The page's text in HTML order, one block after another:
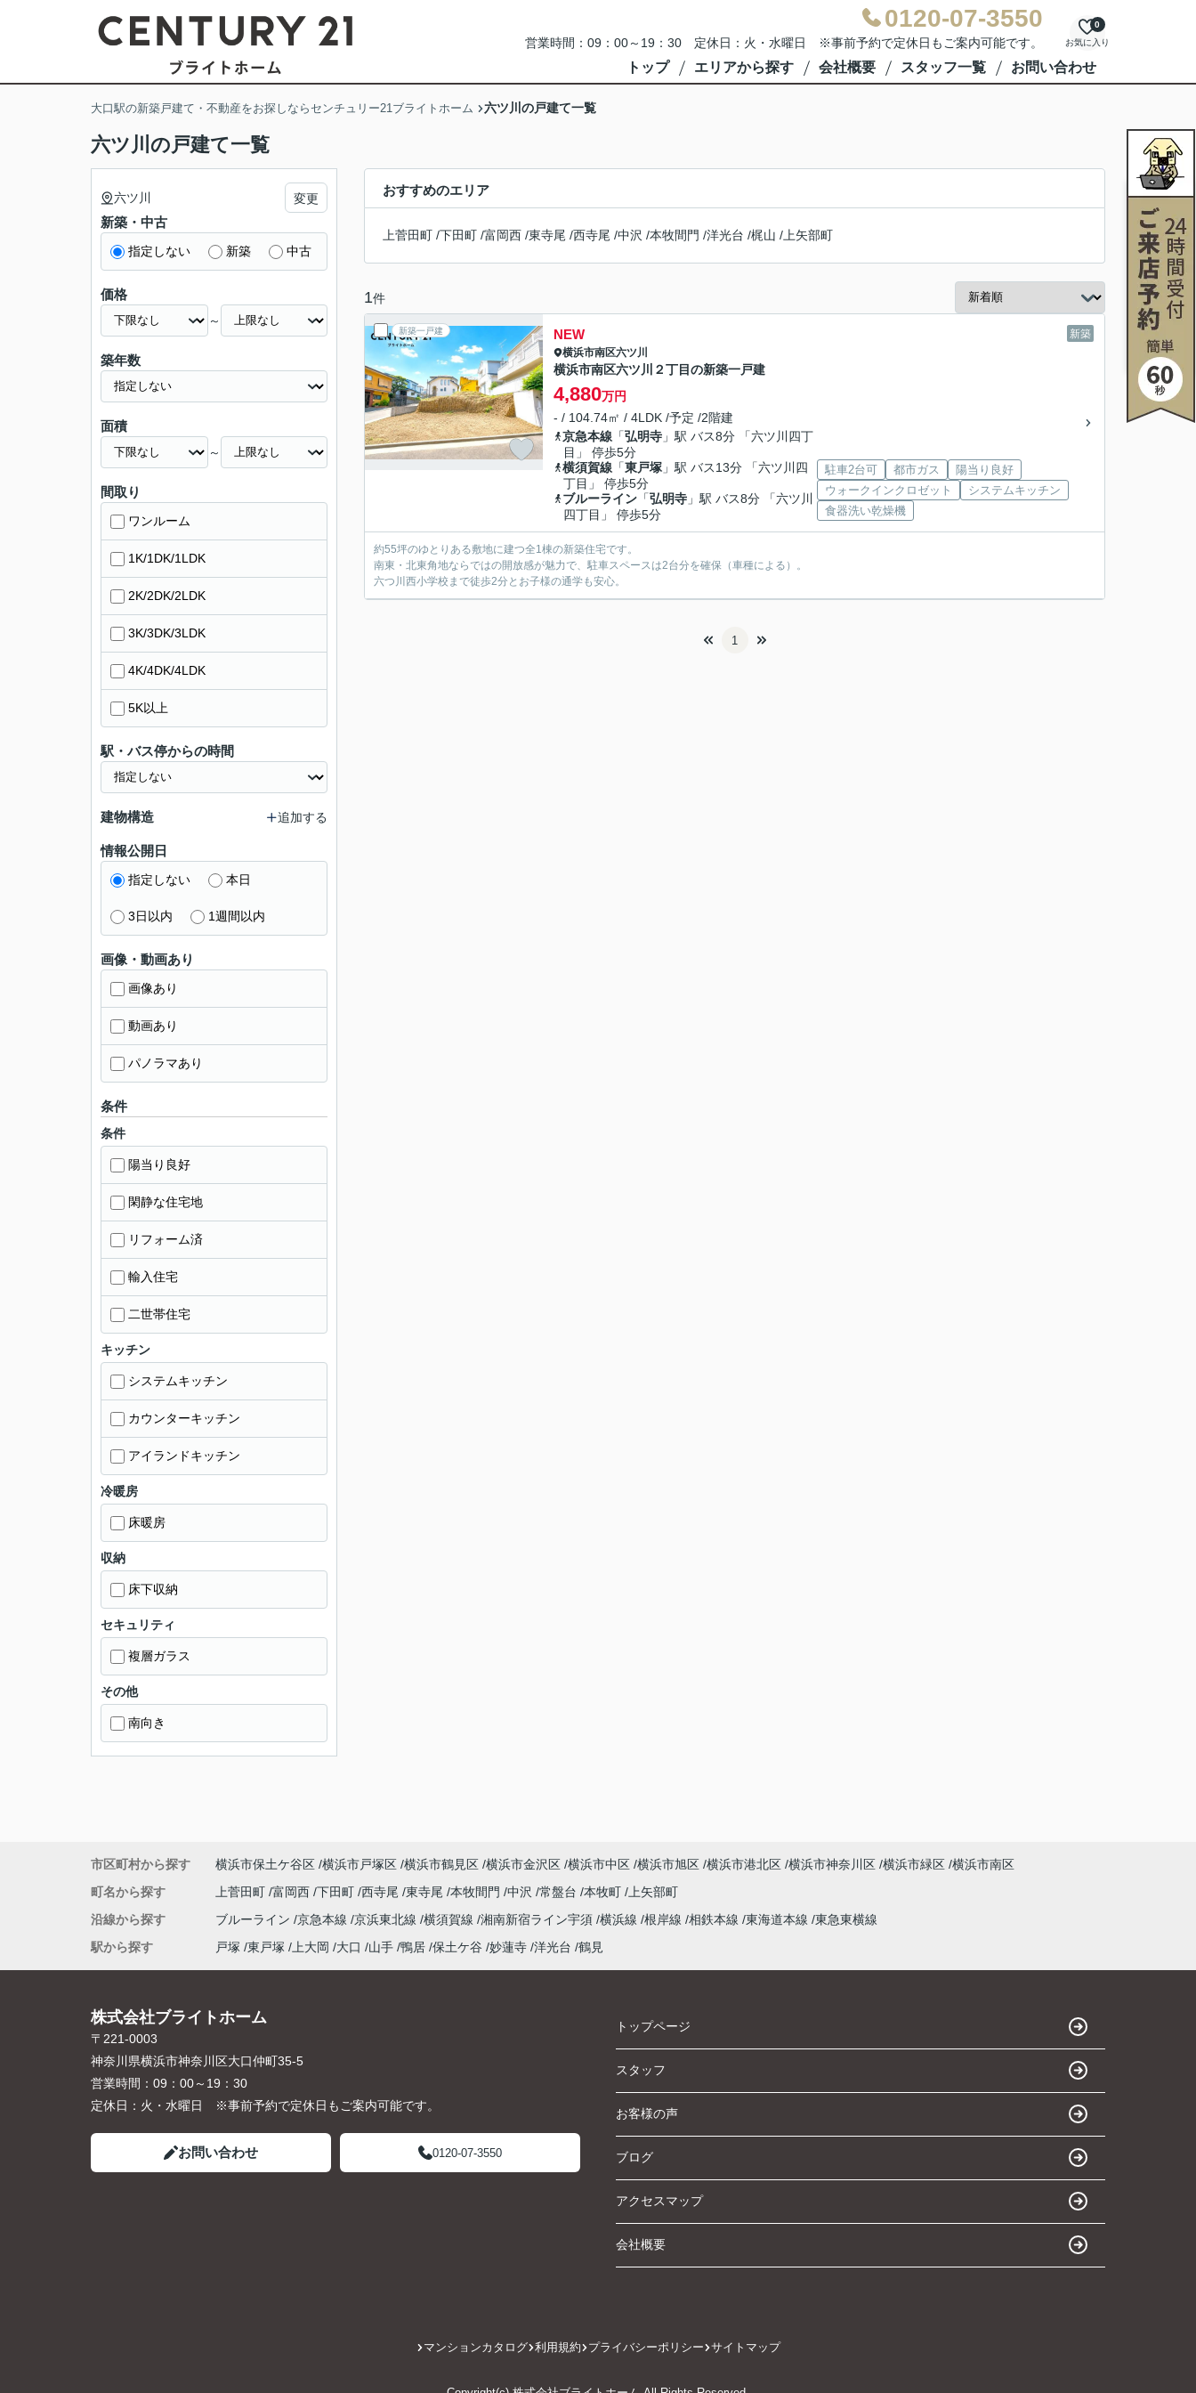
0120-07-3550
営業時間：09：00～19：30 定休日：火・水曜日 ※事前予約で定休日もご案内可能です。 お気に入り
0
トップ エリアから探す 会社概要 スタッフ一覧 お問い合わせ
大口駅の新築戸建て・不動産をお探しならセンチュリー21ブライトホーム 六ツ川の戸建て一覧
六ツ川の戸建て一覧
おすすめのエリア
上菅田町 /下田町 /富岡西 /東寺尾 /西寺尾 /中沢 /本牧間門 /洋光台 /梶山 / 上矢部町
1件
新築一戸建 新築
NEW
横浜市南区六ツ川
横浜市南区六ツ川２丁目の新築一戸建
4,880万円
- / 104.74㎡ / 4LDK /予定 /2階建
京急本線 「弘明寺 」駅 バス8分 「六ツ川四丁
目」 停歩5分
横須賀線 「東戸塚 」駅 バス13分 「六ツ川四
丁目」 停歩5分
ブルーライン 「弘明寺 」駅 バス8分 「六ツ川
四丁目」 停歩5分
駐車2台可 都市ガス
陽当り良好
ウォークインクロゼット
システムキッチン
食器洗い乾燥機
約55坪のゆとりある敷地に建つ全1棟の新築住宅です。
南東・北東角地ならではの開放感が魅力で、駐車スペースは2台分を確保（車種による）。
六つ川西小学校まで徒歩2分とお子様の通学も安心。
1
六ツ川 変更
新築・中古
指定しない 新築 中古
価格
～
築年数
面積
～
間取り
ワンルーム
1K/1DK/1LDK
2K/2DK/2LDK
3K/3DK/3LDK
4K/4DK/4LDK
5K以上
駅・バス停からの時間
建物構造 追加する
情報公開日
指定しない 本日
3日以内 1週間以内
画像・動画あり
画像あり
動画あり
パノラマあり
条件
条件
陽当り良好
閑静な住宅地
リフォーム済
輸入住宅
二世帯住宅
キッチン
システムキッチン
カウンターキッチン
アイランドキッチン
冷暖房
床暖房
収納
床下収納
セキュリティ
複層ガラス
その他
南向き
市区町村から探す 横浜市保土ケ谷区 横浜市戸塚区 横浜市鶴見区 横浜市金沢区 横浜市中区 横浜市旭区 横浜市港北区 横浜市神奈川区 横浜市緑区 横浜市南区
町名から探す
上菅田町 富岡西 下田町 西寺尾 東寺尾 本牧間門 中沢 常盤台 本牧町
上矢部町
沿線から探す
ブルーライン 京急本線 京浜東北線 横須賀線 湘南新宿ライン宇須 横浜線 根岸線 相鉄本線 東海道本線 東急東横線
駅から探す
戸塚 東戸塚 上大岡 大口 山手 鴨居 保土ケ谷 妙蓮寺 洋光台 鶴見
株式会社ブライトホーム
〒221-0003
神奈川県横浜市神奈川区大口仲町35-5
営業時間： 09：00～19：30
定休日： 火・水曜日 ※事前予約で定休日もご案内可能です。
お問い合わせ 0120-07-3550
トップページ
スタッフ
お客様の声
ブログ
アクセスマップ
会社概要
マンションカタログ 利用規約 プライバシーポリシー サイトマップ